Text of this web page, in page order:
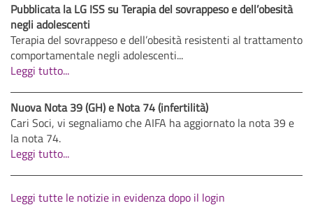
Pubblicata la LG ISS su Terapia del sovrappeso e dell’obesità
negli adolescenti
Terapia del sovrappeso e dell’obesità resistenti al trattamento
comportamentale negli adolescenti...
Leggi tutto...
Nuova Nota 39 (GH) e Nota 74 (infertilità)
Cari Soci, vi segnaliamo che AIFA ha aggiornato la nota 39 e
la nota 74.
Leggi tutto...
Leggi tutte le notizie in evidenza dopo il login